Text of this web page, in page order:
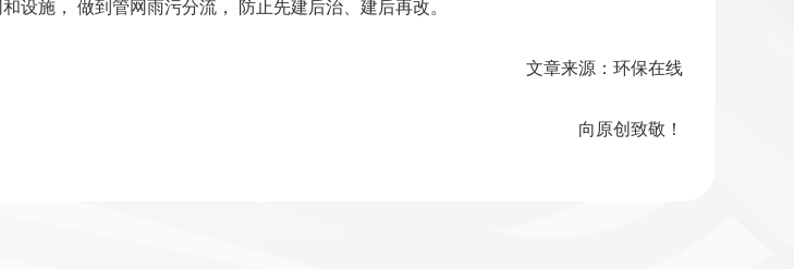
施， 做到管网雨污分流， 防止先建后治、建后再改。
文章来源：环保在线
向原创致敬！